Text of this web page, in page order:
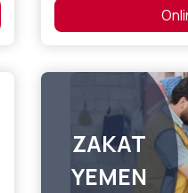
ZAKAT
YEMEN